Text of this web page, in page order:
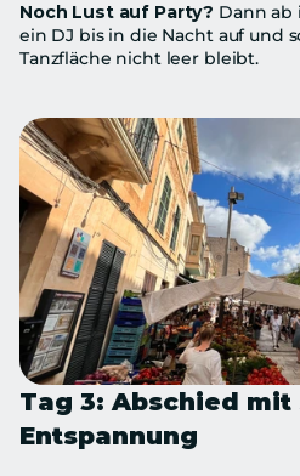
Noch Lust auf Party? Dann ab
ein DJ bis in die Nacht auf und
Tanzfläche nicht leer bleibt.
Tag 3: Abschied mit
Entspannung